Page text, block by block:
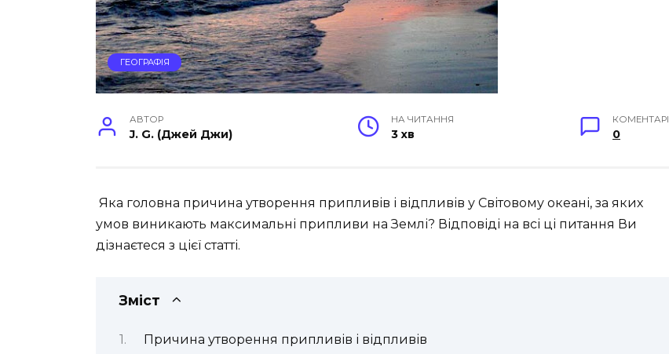
ГЕОГРАФІЯ
АВТОР
J. G. (Джей Джи)
НА ЧИТАННЯ
3 хв
КОМЕНТАРІ
0
Яка головна причина утворення припливів і відпливів у Світовому океані, за яких
умов виникають максимальні припливи на Землі? Відповіді на всі ці питання Ви
дізнаєтеся з цієї статті.
Зміст
Причина утворення припливів і відпливів